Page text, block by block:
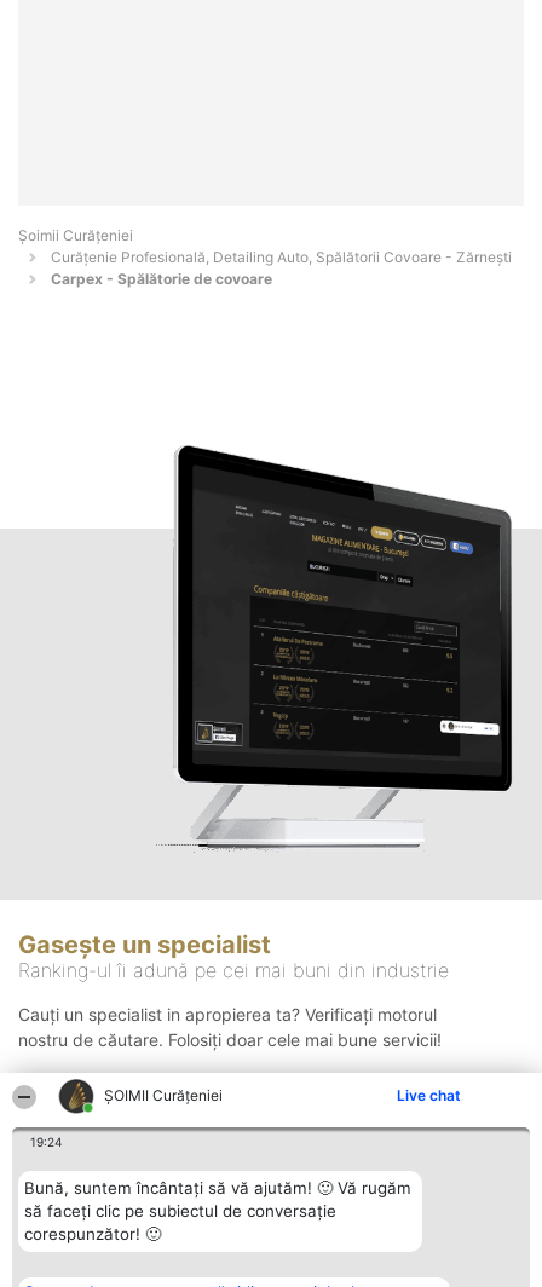
ȘOIMII Curățeniei Live chat
19:24
Bună, suntem încântați să vă ajutăm! 🙂 Vă rugăm
să faceți clic pe subiectul de conversație
corespunzător! 🙂
Șoimii Curățeniei
Curățenie Profesională, Detailing Auto, Spălătorii Covoare - Zărneşti
Carpex - Spălătorie de covoare
Gasește un specialist
Ranking-ul îi adună pe cei mai buni din industrie
Cauți un specialist in apropierea ta? Verificați motorul
nostru de căutare. Folosiți doar cele mai bune servicii!